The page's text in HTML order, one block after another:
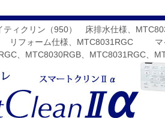
ィクリン（950） 床排水仕様、
リフォーム仕様、MTC8031RGC マ
、MTC8030RGB、MTC8031RGC、